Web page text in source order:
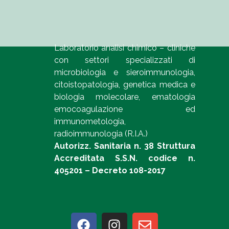
Laboratorio analisi chimico – cliniche
con settori specializzati di
microbiologia e sieroimmunologia,
citoistopatologia, genetica medica e
biologia molecolare, ematologia
emocoagulazione ed
immunometologia,
radioimmunologia (R.I.A.)
Autorizz. Sanitaria n. 38 Struttura
Accreditata S.S.N. codice n.
405201 – Decreto 108-2017